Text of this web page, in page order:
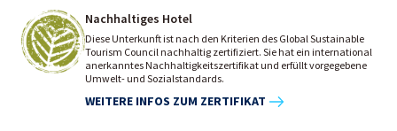
Nachhaltiges Hotel
Diese Unterkunft ist nach den Kriterien des Global Sustainable
Tourism Council nachhaltig zertifiziert. Sie hat ein international
anerkanntes Nachhaltigkeitszertifikat und erfüllt vorgegebene
Umwelt- und Sozialstandards.
WEITERE INFOS ZUM ZERTIFIKAT